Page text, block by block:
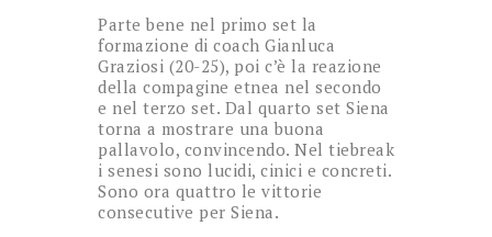
Parte bene nel primo set la
formazione di coach Gianluca
Graziosi (20-25), poi c’è la reazione
della compagine etnea nel secondo
e nel terzo set. Dal quarto set Siena
torna a mostrare una buona
pallavolo, convincendo. Nel tiebreak
i senesi sono lucidi, cinici e concreti.
Sono ora quattro le vittorie
consecutive per Siena.